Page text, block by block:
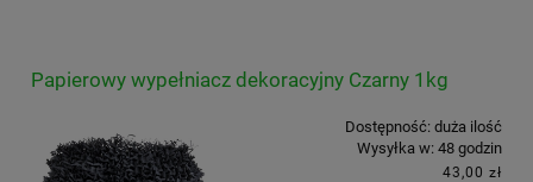
Papierowy wypełniacz dekoracyjny Czarny 1kg
Dostępność: duża ilość
Wysyłka w: 48 godzin
43,00 zł